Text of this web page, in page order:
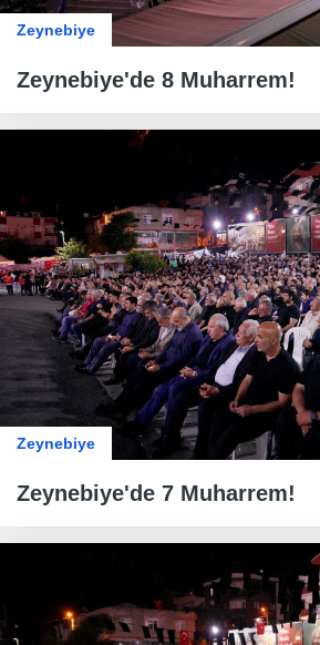
Zeynebiye
Zeynebiye'de 8 Muharrem!
Zeynebiye
Zeynebiye'de 7 Muharrem!